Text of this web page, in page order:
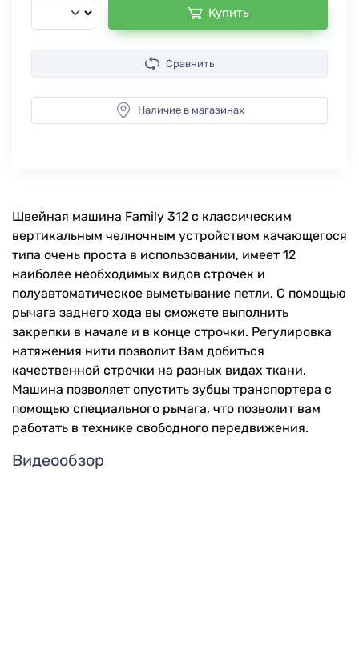
Купить
Сравнить
Наличие в магазинах
Швейная машина Family 312 с классическим
вертикальным челночным устройством качающегося
типа очень проста в использовании, имеет 12
наиболее необходимых видов строчек и
полуавтоматическое выметывание петли. С помощью
рычага заднего хода вы сможете выполнить
закрепки в начале и в конце строчки. Регулировка
натяжения нити позволит Вам добиться
качественной строчки на разных видах ткани.
Машина позволяет опустить зубцы транспортера с
помощью специального рычага, что позволит вам
работать в технике свободного передвижения.
Видеообзор